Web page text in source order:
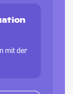
mit der